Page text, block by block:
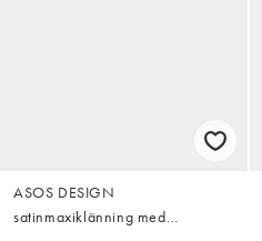
ASOS DESIGN
satinmaxiklänning med